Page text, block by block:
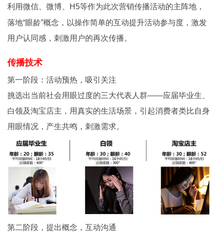
利 用微信、微博、H5等作为此次营销传播活动的主阵地，
落地“眼龄”概念，以操作简单的互动提升活动参与度，激发
用户认同感，刺激用户的再次传播。
传播技术
第一阶段：活动预热，吸引关注
挑选出当前社会用眼过度的三大代表人群——应届毕业生、
白领及淘宝店主，用真实的生活场景，引起消费者类比自身
用眼情况，产生共鸣，刺激需求。
第二阶段，提出概念，互动沟通